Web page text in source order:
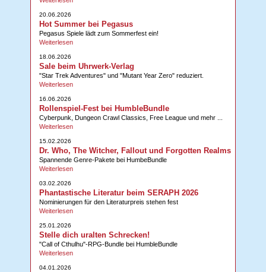
20.06.2026
Hot Summer bei Pegasus
Pegasus Spiele lädt zum Sommerfest ein!
Weiterlesen
18.06.2026
Sale beim Uhrwerk-Verlag
"Star Trek Adventures" und "Mutant Year Zero" reduziert.
Weiterlesen
16.06.2026
Rollenspiel-Fest bei HumbleBundle
Cyberpunk, Dungeon Crawl Classics, Free League und mehr ...
Weiterlesen
15.02.2026
Dr. Who, The Witcher, Fallout und Forgotten Realms
Spannende Genre-Pakete bei HumbeBundle
Weiterlesen
03.02.2026
Phantastische Literatur beim SERAPH 2026
Nominierungen für den Literaturpreis stehen fest
Weiterlesen
25.01.2026
Stelle dich uralten Schrecken!
"Call of Cthulhu"-RPG-Bundle bei HumbleBundle
Weiterlesen
04.01.2026